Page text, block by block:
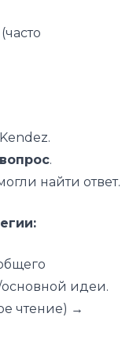
.
найти ответ.
идеи.
чтение) →